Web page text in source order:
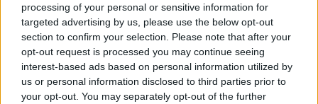
processing of your personal or sensitive information for
targeted advertising by us, please use the below opt-out
section to confirm your selection. Please note that after your
opt-out request is processed you may continue seeing
interest-based ads based on personal information utilized by
us or personal information disclosed to third parties prior to
your opt-out. You may separately opt-out of the further
Ακολουθήστε το E-Radio.gr στο Google News
και μάθετε πρώτοιτα πιο hot νέα.